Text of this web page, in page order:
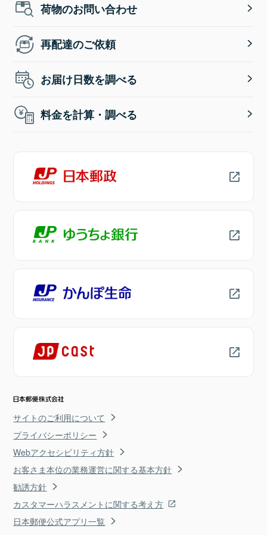
荷物のお問い合わせ
再配達のご依頼
お届け日数を調べる
料金を計算・調べる
サイトのご利用について
プライバシーポリシー
Webアクセシビリティ方針
お客さま本位の業務運営に関する基本方針
勧誘方針
カスタマーハラスメントに関する考え方
日本郵便公式アプリ一覧